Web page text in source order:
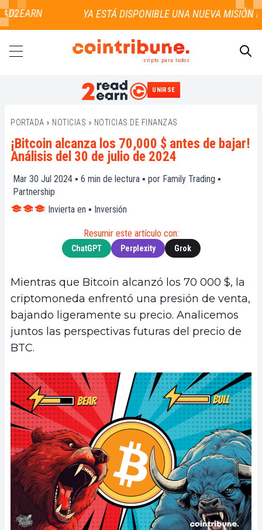
cripto para todos
UNIRSE
PORTADA » NOTICIAS » NOTICIAS DE FINANZAS
¡Bitcoin alcanza los 70,000 $ antes de bajar!
Análisis del 30 de julio de 2024
Mar 30 Jul 2024 ▪ 6 min de lectura ▪ por Family Trading ▪
Partnership
Invierta en ▪ Inversión
Resumir este artículo con:
ChatGPT Perplexity Grok
Mientras que Bitcoin alcanzó los 70 000 $, la
criptomoneda enfrentó una presión de venta,
bajando ligeramente su precio. Analicemos
juntos las perspectivas futuras del precio de
BTC.